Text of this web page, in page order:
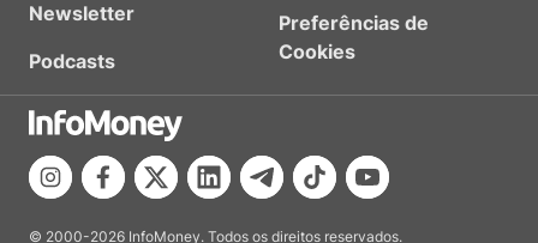
Newsletter
Podcasts
Preferências de
Cookies
© 2000-2026 InfoMoney. Todos os direitos reservados.